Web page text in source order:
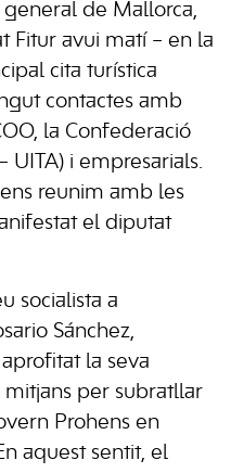
general de Mallorca,
Fitur avui matí – en la
cita turística
contactes amb
la Confederació
UITA) i empresarials.
reunim amb les
el diputat
socialista a
Sánchez,
la seva
per subratllar
Prohens en
aquest sentit, el